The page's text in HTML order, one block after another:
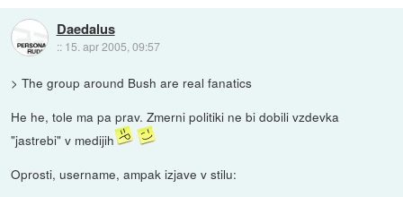
Daedalus
:: 15. apr 2005, 09:57
> The group around Bush are real fanatics
He he, tole ma pa prav. Zmerni politiki ne bi dobili vzdevka
"jastrebi" v medijih
Oprosti, username, ampak izjave v stilu: